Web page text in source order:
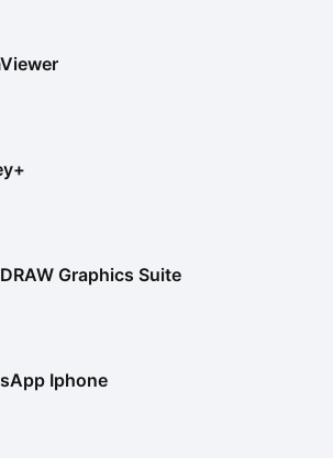
Graphics Suite
Iphone